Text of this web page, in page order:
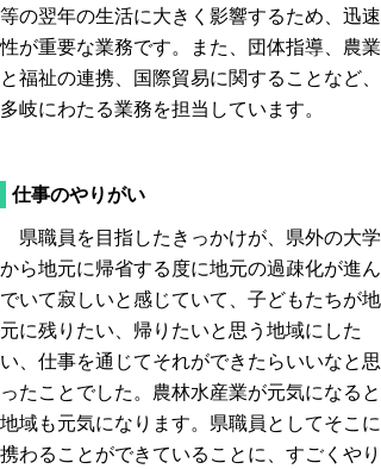
等の翌年の生活に大きく影響するため、迅速
性が重要な業務です。また、団体指導、農業
と福祉の連携、国際貿易に関することなど、
多岐にわたる業務を担当しています。
仕事のやりがい
県職員を目指したきっかけが、県外の大学
から地元に帰省する度に地元の過疎化が進ん
でいて寂しいと感じていて、子どもたちが地
元に残りたい、帰りたいと思う地域にした
い、仕事を通じてそれができたらいいなと思
ったことでした。農林水産業が元気になると
地域も元気になります。県職員としてそこに
携わることができていることに、すごくやり